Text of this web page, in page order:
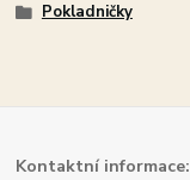
Pokladničky
Kontaktní informace: